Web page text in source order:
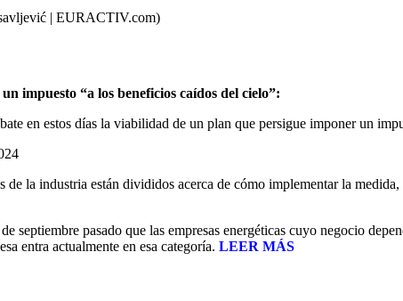
| EURACTIV.com)
impuesto “a los beneficios caídos del cielo”:
en estos días la viabilidad de un plan que persigue imponer un
la industria están divididos acerca de cómo implementar la
septiembre pasado que las empresas energéticas cuyo negocio
entra actualmente en esa categoría. LEER MÁS